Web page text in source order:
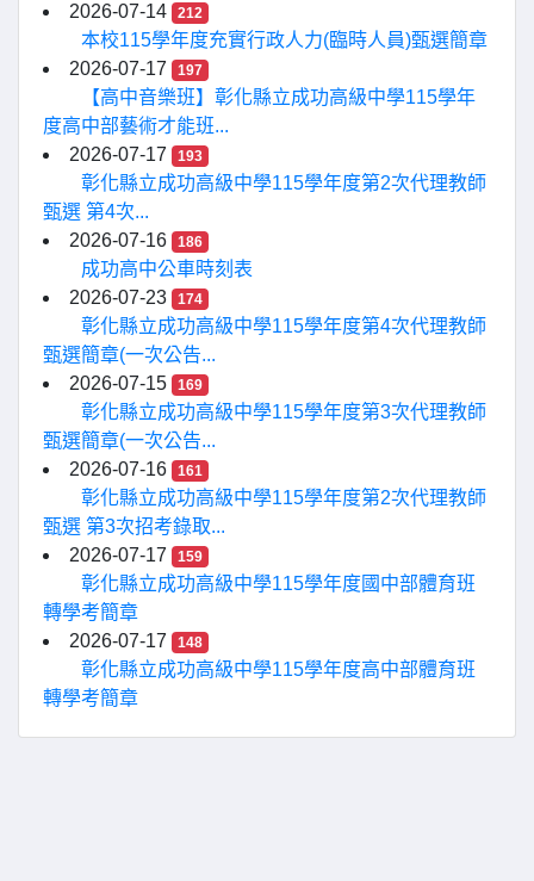
2026-07-14
212
本校115學年度充實行政人力(臨時人員)甄選簡章
2026-07-17
197
【高中音樂班】彰化縣立成功高級中學115學年
度高中部藝術才能班...
2026-07-17
193
彰化縣立成功高級中學115學年度第2次代理教師
甄選 第4次...
2026-07-16
186
成功高中公車時刻表
2026-07-23
174
彰化縣立成功高級中學115學年度第4次代理教師
甄選簡章(一次公告...
2026-07-15
169
彰化縣立成功高級中學115學年度第3次代理教師
甄選簡章(一次公告...
2026-07-16
161
彰化縣立成功高級中學115學年度第2次代理教師
甄選 第3次招考錄取...
2026-07-17
159
彰化縣立成功高級中學115學年度國中部體育班
轉學考簡章
2026-07-17
148
彰化縣立成功高級中學115學年度高中部體育班
轉學考簡章